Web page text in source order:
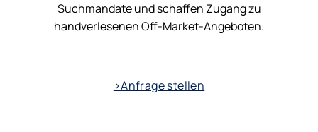
Suchmandate und schaffen Zugang zu
handverlesenen Off-Market-Angeboten.
>Anfrage stellen